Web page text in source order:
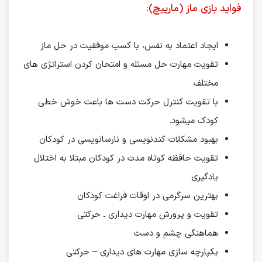
فواید بازی ماز (مارپیچ):
ایجاد اعتماد به نفس، با کسب موفقیت در حل ماز
تقویت مهارت حل مسئله و امتحان کردن استراتژی های
مختلف
با تقویت کنترل حرکت دست ها باعث خوش خطی
کودک میشود.
بهبود مشکلات کندنویسی و نارسانویسی در کودکان
تقویت حافظه کوتاه مدت در کودکان مبتلا به اختلال
یادگیری
بهترین سرگرمی در اوقات فراغت کودکان
تقویت و پرورش مهارت دیداری ـ حرکتی
هماهنگی چشم و دست
یکپارچه سازی مهارت های دیداری – حرکتی